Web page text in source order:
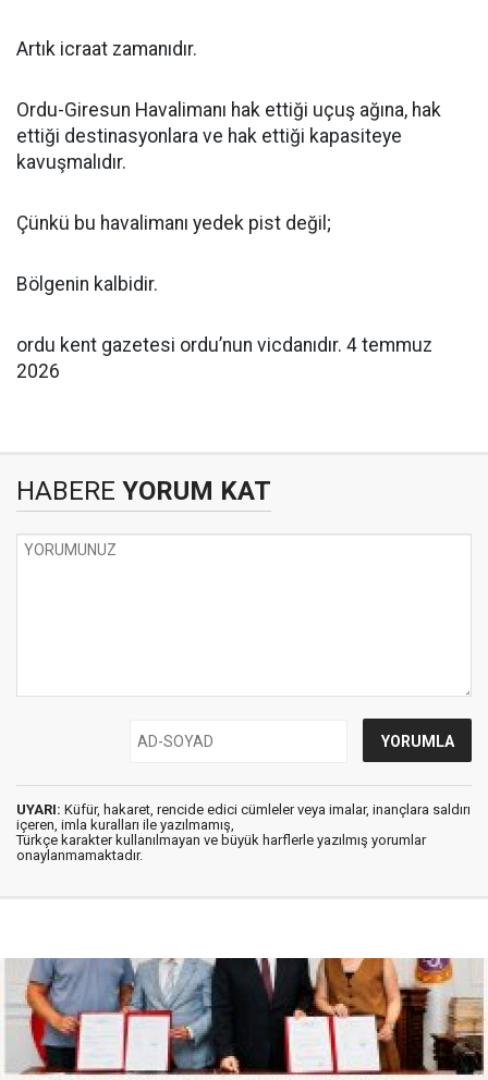
Artık icraat zamanıdır.
Ordu-Giresun Havalimanı hak ettiği uçuş ağına, hak
ettiği destinasyonlara ve hak ettiği kapasiteye
kavuşmalıdır.
Çünkü bu havalimanı yedek pist değil;
Bölgenin kalbidir.
ordu kent gazetesi ordu’nun vicdanıdır. 4 temmuz
2026
HABERE YORUM KAT
UYARI: Küfür, hakaret, rencide edici cümleler veya imalar, inançlara saldırı
içeren, imla kuralları ile yazılmamış,
Türkçe karakter kullanılmayan ve büyük harflerle yazılmış yorumlar
onaylanmamaktadır.